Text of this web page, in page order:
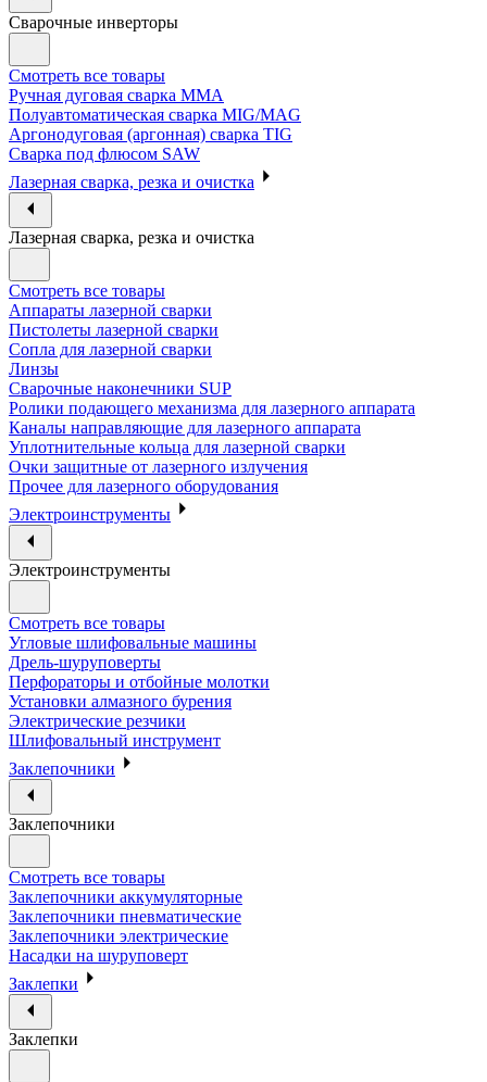
Сварочные инверторы
Смотреть все товары
Ручная дуговая сварка MMA
Полуавтоматическая сварка MIG/MAG
Аргонодуговая (аргонная) сварка TIG
Сварка под флюсом SAW
Лазерная сварка, резка и очистка
Лазерная сварка, резка и очистка
Смотреть все товары
Аппараты лазерной сварки
Пистолеты лазерной сварки
Сопла для лазерной сварки
Линзы
Сварочные наконечники SUP
Ролики подающего механизма для лазерного аппарата
Каналы направляющие для лазерного аппарата
Уплотнительные кольца для лазерной сварки
Очки защитные от лазерного излучения
Прочее для лазерного оборудования
Электроинструменты
Электроинструменты
Смотреть все товары
Угловые шлифовальные машины
Дрель-шуруповерты
Перфораторы и отбойные молотки
Установки алмазного бурения
Электрические резчики
Шлифовальный инструмент
Заклепочники
Заклепочники
Смотреть все товары
Заклепочники аккумуляторные
Заклепочники пневматические
Заклепочники электрические
Насадки на шуруповерт
Заклепки
Заклепки